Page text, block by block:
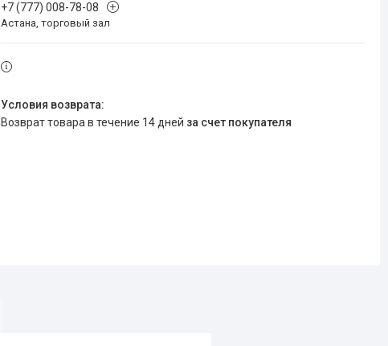
+7 (777) 008-78-08
Астана, торговый зал
возврат товара в течение 14 дней за счет покупателя